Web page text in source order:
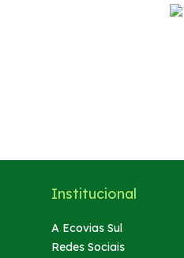
Certificações
Atendimento
Institucional
A Ecovias Sul
Redes Sociais